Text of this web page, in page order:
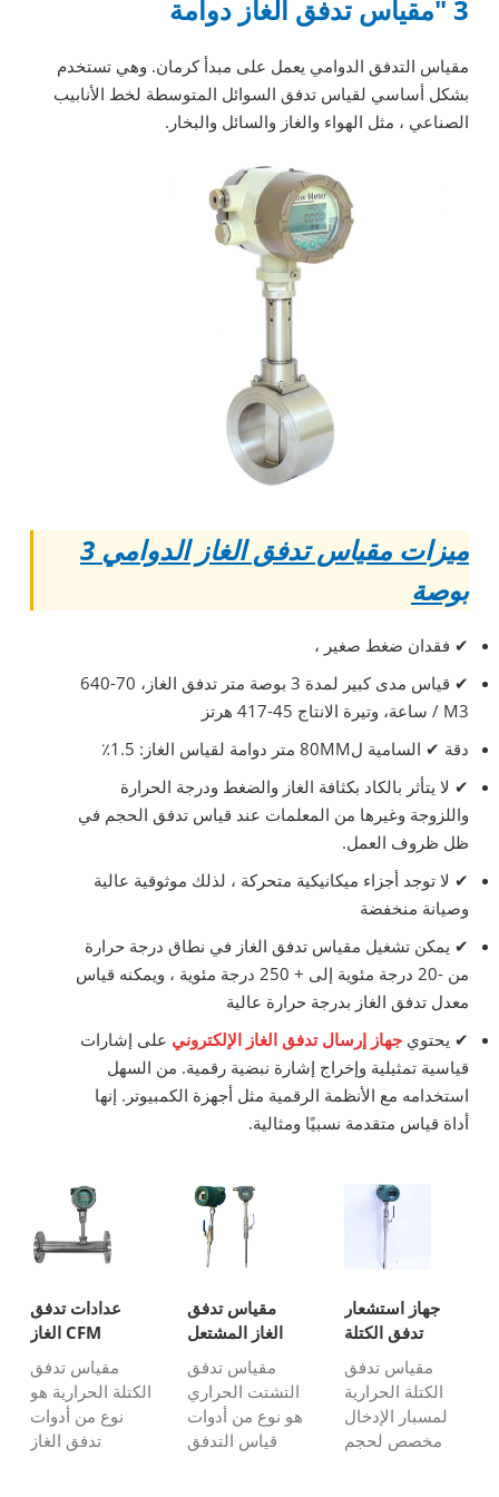
3 "مقياس تدفق الغاز دوامة
مقياس التدفق الدوامي يعمل على مبدأ كرمان. وهي تستخدم
بشكل أساسي لقياس تدفق السوائل المتوسطة لخط الأنابيب
الصناعي ، مثل الهواء والغاز والسائل والبخار.
ميزات مقياس تدفق الغاز الدوامي 3
بوصة
✔ فقدان ضغط صغير ،
✔
قياس مدى كبير لمدة 3 بوصة متر تدفق الغاز، 70-640
M3 / ساعة، وتيرة الانتاج 45-417 هرتز
دقة ✔ السامية ل80MM متر دوامة لقياس الغاز: 1.5٪
✔ لا يتأثر بالكاد بكثافة الغاز والضغط ودرجة الحرارة
واللزوجة وغيرها من المعلمات عند قياس تدفق الحجم في
ظل ظروف العمل.
✔ لا توجد أجزاء ميكانيكية متحركة ، لذلك موثوقية عالية
وصيانة منخفضة
✔ يمكن تشغيل مقياس تدفق الغاز في نطاق درجة حرارة
من -20 درجة مئوية إلى + 250 درجة مئوية ، ويمكنه قياس
معدل تدفق الغاز بدرجة حرارة عالية
✔ يحتوي جهاز إرسال تدفق الغاز الإلكتروني على إشارات
قياسية تمثيلية وإخراج إشارة نبضية رقمية. من السهل
استخدامه مع الأنظمة الرقمية مثل أجهزة الكمبيوتر. إنها
أداة قياس متقدمة نسبيًا ومثالية.
عدادات تدفق
الغاز CFM
مقياس تدفق
الكتلة الحرارية هو
نوع من أدوات
تدفق الغاز
مقياس تدفق
الغاز المشتعل
مقياس تدفق
التشتت الحراري
هو نوع من أدوات
قياس التدفق
جهاز استشعار
تدفق الكتلة
الحرارية من نوع
الإدراج
مقياس تدفق
الكتلة الحرارية
لمسبار الإدخال
مخصص لحجم